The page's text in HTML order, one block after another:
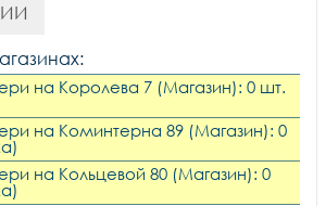
на Королева 7 (Магазин): 0 шт.
на Коминтерна 89 (Магазин): 0
на Кольцевой 80 (Магазин): 0